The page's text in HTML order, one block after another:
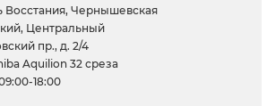
Восстания, Чернышевская
Центральный
пр., д. 2/4
Aquilion 32 среза
18:00